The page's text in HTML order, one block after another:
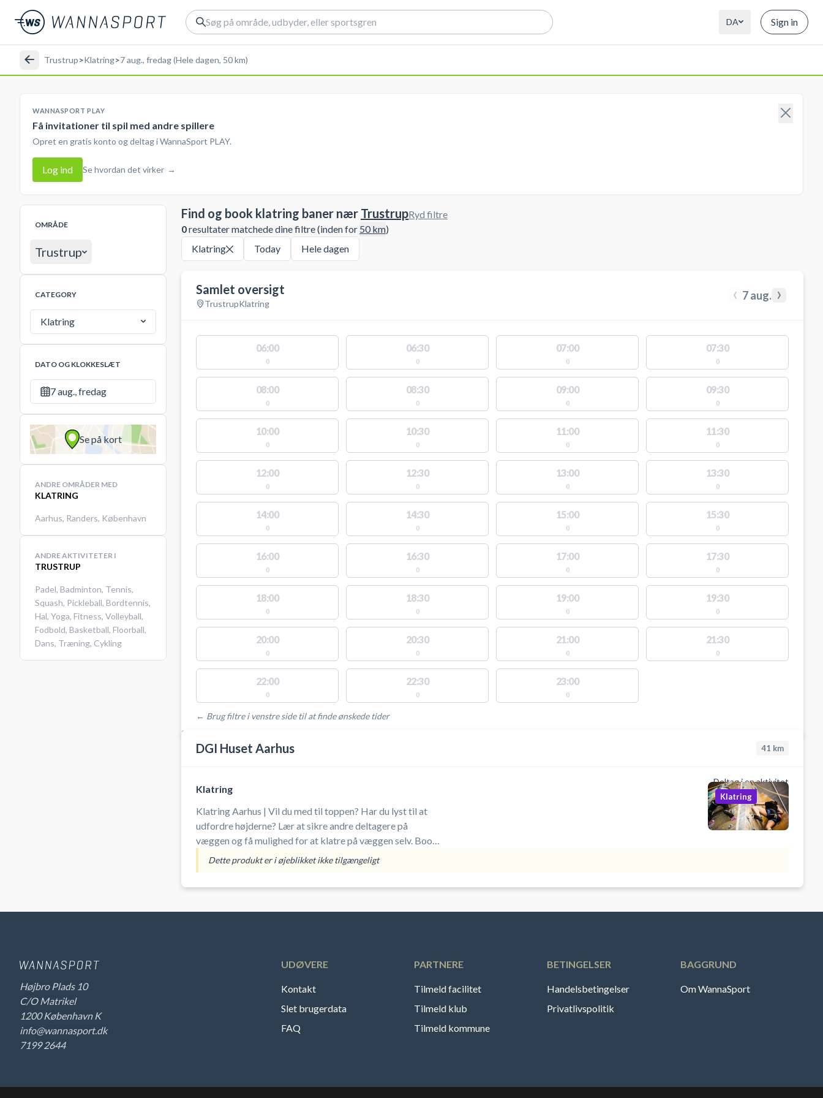
DA Sign in
Trustrup>Klatring>7 aug., fredag (Hele dagen, 50 km)
WANNASPORT PLAY
Få invitationer til spil med andre spillere
Opret en gratis konto og deltag i WannaSport PLAY.
Log ind Se hvordan det virker →
OMRÅDE
Trustrup
CATEGORY
Klatring
DATO OG KLOKKESLÆT
7 aug., fredag
Se på kort
ANDRE OMRÅDER MED
KLATRING
Aarhus, Randers, København
ANDRE AKTIVITETER I
TRUSTRUP
Padel, Badminton, Tennis,
Squash, Pickleball, Bordtennis,
Hal, Yoga, Fitness, Volleyball,
Fodbold, Basketball, Floorball,
Dans, Træning, Cykling
Find og book klatring baner nær Trustrup
0resultater matchede dine filtre (inden for 50km)
Ryd filtre
Klatring Today Hele dagen
Samlet oversigt
TrustrupKlatring ‹ 7 aug. ›
06:00
0
06:30
0
07:00
0
07:30
0
08:00
0
08:30
0
09:00
0
09:30
0
10:00
0
10:30
0
11:00
0
11:30
0
12:00
0
12:30
0
13:00
0
13:30
0
14:00
0
14:30
0
15:00
0
15:30
0
16:00
0
16:30
0
17:00
0
17:30
0
18:00
0
18:30
0
19:00
0
19:30
0
20:00
0
20:30
0
21:00
0
21:30
0
22:00
0
22:30
0
23:00
0
← Brug filtre i venstre side til at finde ønskede tider
STEDER MED LEDIGE AKTIVITETER
DGI Huset Aarhus 41 km
Deltag i en aktivitet
Klatring
Klatring Aarhus | Vil du med til toppen? Har du lyst til at
udfordre højderne? Lær at sikre andre deltagere på
væggen og få mulighed for at klatre på væggen selv. Book
en plads på klatringsholdet i DGI Huset Aarhus.
Klatring
Dette produkt er i øjeblikket ikke tilgængeligt
Højbro Plads 10
C/O Matrikel
1200 København K
info@wannasport.dk
7199 2644
UDØVERE
Kontakt
Slet brugerdata
FAQ
PARTNERE
Tilmeld facilitet
Tilmeld klub
Tilmeld kommune
BETINGELSER
Handelsbetingelser
Privatlivspolitik
BAGGRUND
Om WannaSport